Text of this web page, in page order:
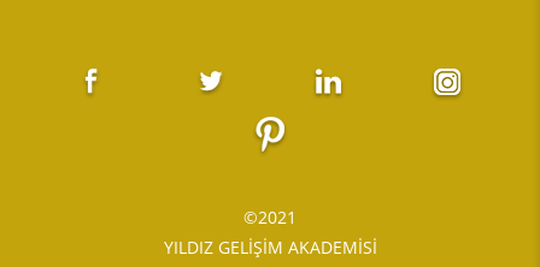
©2021
YILDIZ GELİŞİM AKADEMİSİ